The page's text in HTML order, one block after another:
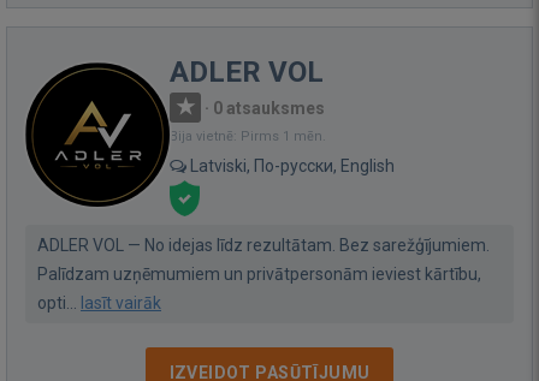
ADLER VOL
· 0 atsauksmes
Bija vietnē: Pirms 1 mēn.
Latviski, По-русски, English
ADLER VOL — No idejas līdz rezultātam. Bez sarežģījumiem.
Palīdzam uzņēmumiem un privātpersonām ieviest kārtību,
opti... lasīt vairāk
IZVEIDOT PASŪTĪJUMU